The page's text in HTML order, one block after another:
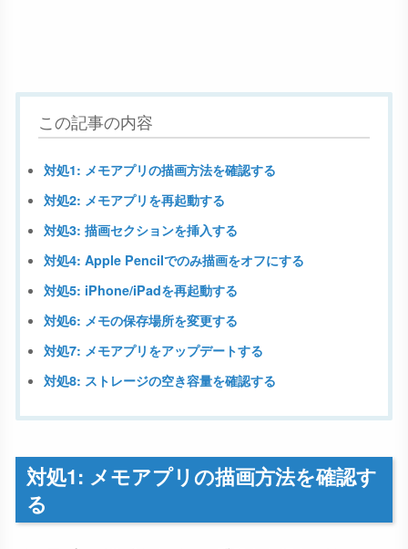
この記事の内容
対処1: メモアプリの描画方法を確認する
対処2: メモアプリを再起動する
対処3: 描画セクションを挿入する
対処4: Apple Pencilでのみ描画をオフにする
対処5: iPhone/iPadを再起動する
対処6: メモの保存場所を変更する
対処7: メモアプリをアップデートする
対処8: ストレージの空き容量を確認する
対処1: メモアプリの描画方法を確認す
る